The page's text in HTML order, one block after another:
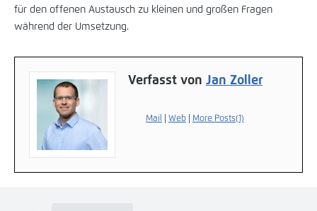
für den offenen Austausch zu kleinen und großen Fragen
während der Umsetzung.
Verfasst von Jan Zoller
Mail Web More Posts(1)